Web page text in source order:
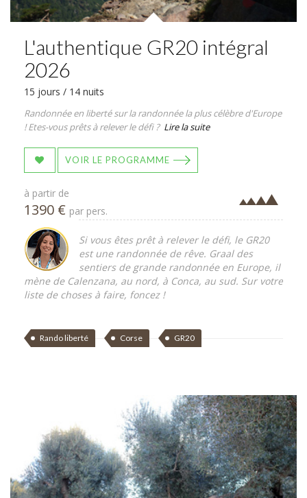
L'authentique GR20 intégral
2026
15 jours / 14 nuits
Randonnée en liberté sur la randonnée la plus célèbre d'Europe
! Etes-vous prêts à relever le défi ? Lire la suite
VOIR LE PROGRAMME
à partir de
1390 € par pers.
Si vous êtes prêt à relever le défi, le GR20
est une randonnée de rêve. Graal des
sentiers de grande randonnée en Europe, il
mène de Calenzana, au nord, à Conca, au sud. Sur votre
liste de choses à faire, foncez !
Rando liberté Corse GR20